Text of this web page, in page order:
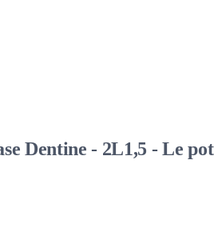
Dentine - 2L1,5 - Le pot